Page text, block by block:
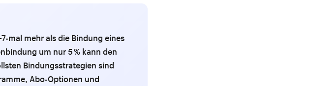
mal mehr als die Bindung eines
um nur 5 % kann den
Bindungsstrategien sind
Abo-Optionen und